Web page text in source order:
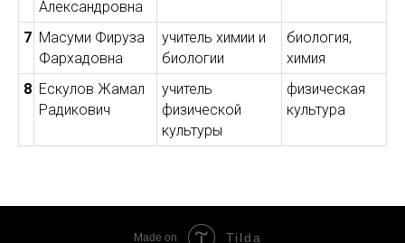
Александровна
7 Масуми Фируза
Фархадовна
учитель химии и
биологии
биология,
химия
8 Ескулов Жамал
Радикович
учитель
физической
культуры
физическая
культура
Made on Tilda